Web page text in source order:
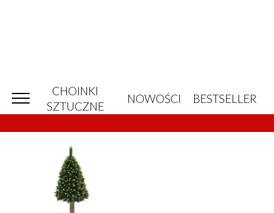
CHOINKI
SZTUCZNE
NOWOŚCI BESTSELLER